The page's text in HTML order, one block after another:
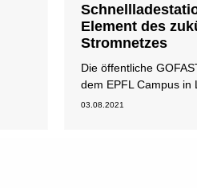
Element des
Stromnetzes
Die öffentliche
dem EPFL Campus in
03.08.2021